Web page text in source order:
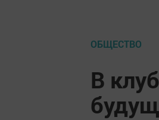
ОБЩЕСТВО
В